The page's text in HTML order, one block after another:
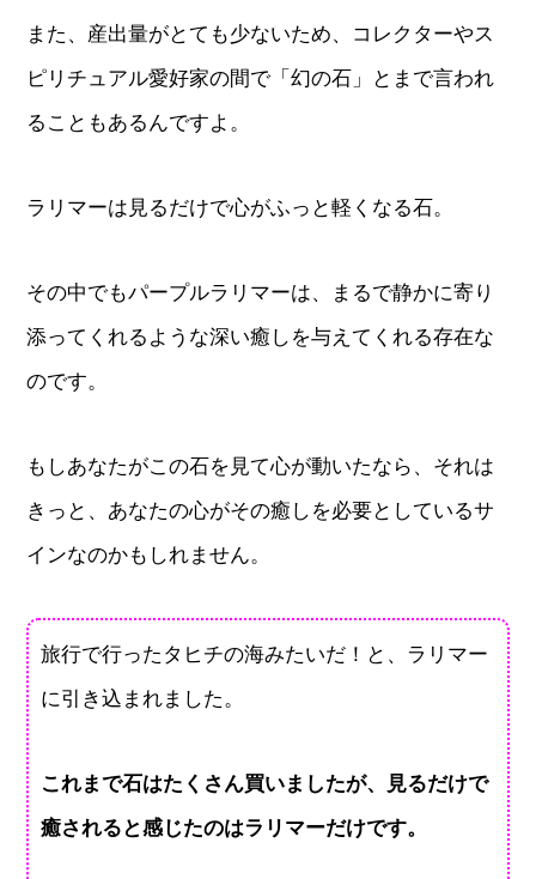
また、産出量がとても少ないため、コレクターやス
ピリチュアル愛好家の間で「幻の石」とまで言われ
ることもあるんですよ。
ラリマーは見るだけで心がふっと軽くなる石。
その中でもパープルラリマーは、まるで静かに寄り
添ってくれるような深い癒しを与えてくれる存在な
のです。
もしあなたがこの石を見て心が動いたなら、それは
きっと、あなたの心がその癒しを必要としているサ
インなのかもしれません。
旅行で行ったタヒチの海みたいだ！と、ラリマー
に引き込まれました。
これまで石はたくさん買いましたが、見るだけで
癒されると感じたのはラリマーだけです。